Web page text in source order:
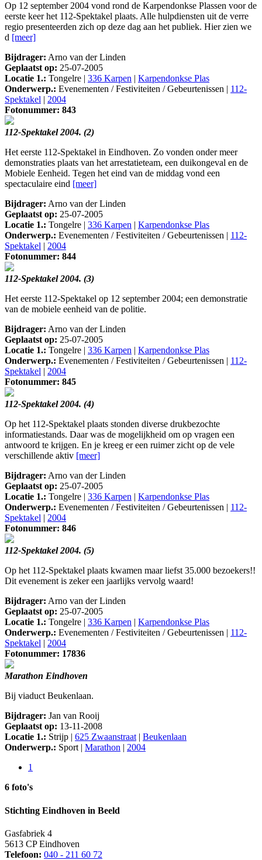
Op 12 september 2004 vond rond de Karpendonkse Plassen voor de
eerste keer het 112-Spektakel plaats. Alle hulpdiensten uit de verre
regio presenteerden zich op deze dag aan het publiek. Hier zien we
d [meer]
Bijdrager: Arno van der Linden
Geplaatst op: 25-07-2005
Locatie 1.: Tongelre | 336 Karpen | Karpendonkse Plas
Onderwerp.: Evenementen / Festiviteiten / Gebeurtenissen | 112-
Spektakel | 2004
Fotonummer: 843
112-Spektakel 2004. (2)
Het eerste 112-Spektakel in Eindhoven. Zo vonden onder meer
demonstraties plaats van het arrestatieteam, een duikongeval en de
Mobiele Eenheid. Tegen het eind van de middag vond een
spectaculaire eind [meer]
Bijdrager: Arno van der Linden
Geplaatst op: 25-07-2005
Locatie 1.: Tongelre | 336 Karpen | Karpendonkse Plas
Onderwerp.: Evenementen / Festiviteiten / Gebeurtenissen | 112-
Spektakel | 2004
Fotonummer: 844
112-Spektakel 2004. (3)
Het eerste 112-Spektakel op 12 september 2004; een demonstratie
van de mobiele eenheid van de politie.
Bijdrager: Arno van der Linden
Geplaatst op: 25-07-2005
Locatie 1.: Tongelre | 336 Karpen | Karpendonkse Plas
Onderwerp.: Evenementen / Festiviteiten / Gebeurtenissen | 112-
Spektakel | 2004
Fotonummer: 845
112-Spektakel 2004. (4)
Op het 112-Spektakel plaats stonden diverse drukbezochte
informatiestands. Daar was de mogelijkheid om op vragen een
antwoord te krijgen. En je kreeg er een ruimer zicht op de vele
verschillende aktiv [meer]
Bijdrager: Arno van der Linden
Geplaatst op: 25-07-2005
Locatie 1.: Tongelre | 336 Karpen | Karpendonkse Plas
Onderwerp.: Evenementen / Festiviteiten / Gebeurtenissen | 112-
Spektakel | 2004
Fotonummer: 846
112-Spektakel 2004. (5)
Op het 112-Spektakel plaats kwamen maar liefst 35.000 bezoekers!!
Dit evenement is zeker een jaarlijks vervolg waard!
Bijdrager: Arno van der Linden
Geplaatst op: 25-07-2005
Locatie 1.: Tongelre | 336 Karpen | Karpendonkse Plas
Onderwerp.: Evenementen / Festiviteiten / Gebeurtenissen | 112-
Spektakel | 2004
Fotonummer: 17836
Marathon Eindhoven
Bij viaduct Beukenlaan.
Bijdrager: Jan van Rooij
Geplaatst op: 13-11-2008
Locatie 1.: Strijp | 625 Zwaanstraat| Beukenlaan
Onderwerp.: Sport | Marathon | 2004
1
6 foto's
Stichting Eindhoven in Beeld
Gasfabriek 4
5613 CP Eindhoven
Telefoon: 040 - 211 60 72